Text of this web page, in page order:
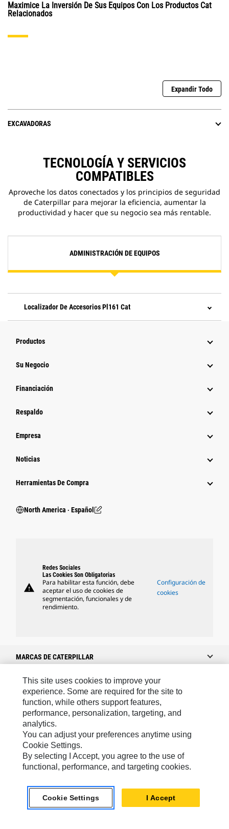
Maximice La Inversión De Sus Equipos Con Los Productos Cat
Relacionados
Expandir Todo
EXCAVADORAS
TECNOLOGÍA Y SERVICIOS
COMPATIBLES
Aproveche los datos conectados y los principios de seguridad
de Caterpillar para mejorar la eficiencia, aumentar la
productividad y hacer que su negocio sea más rentable.
ADMINISTRACIÓN DE EQUIPOS
Localizador De Accesorios Pl161 Cat
Productos
Su Negocio
Financiación
Respaldo
Empresa
Noticias
Herramientas De Compra
North America ‧ Español
warning
Redes Sociales
Las Cookies Son Obligatorias
Para habilitar esta función, debe
aceptar el uso de cookies de
segmentación, funcionales y de
rendimiento.
Configuración de
cookies
MARCAS DE CATERPILLAR
Caterpillar.com
Caterpillar Contacto
Mis Preferencias De Marketing
Site Map
Cookie Settings
This site uses cookies to improve your
experience. Some are required for the site to
function, while others support features,
performance, personalization, targeting, and
analytics.
You can adjust your preferences anytime using
Cookie Settings.
By selecting I Accept, you agree to the use of
functional, performance, and targeting cookies.
Cookie Settings I Accept